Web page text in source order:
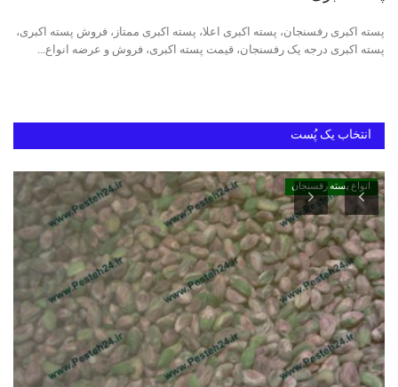
دانستنیهای پـسـتـه رفسنجان
پسته اکبری رفسنجان، پسته اکبری اعلا، پسته اکبری ممتاز، فروش پسته اکبری،
پسته اکبری درجه یک رفسنجان، قیمت پسته اکبری، فروش و عرضه انواع...
انتخاب یک پُست
انواع پسته رفسنجان